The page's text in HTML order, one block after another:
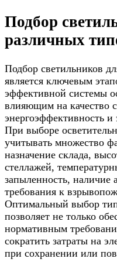
Подбор
различных
Подбор светильников
является ключевым
эффективной системы
влияющим на качество
энергоэффективность
При выборе
учитывать множество
назначение склада,
стеллажей,
запыленность, наличие
требования к
Оптимальный выбор
позволяет не только
нормативным
сократить затраты на
при сохранении или